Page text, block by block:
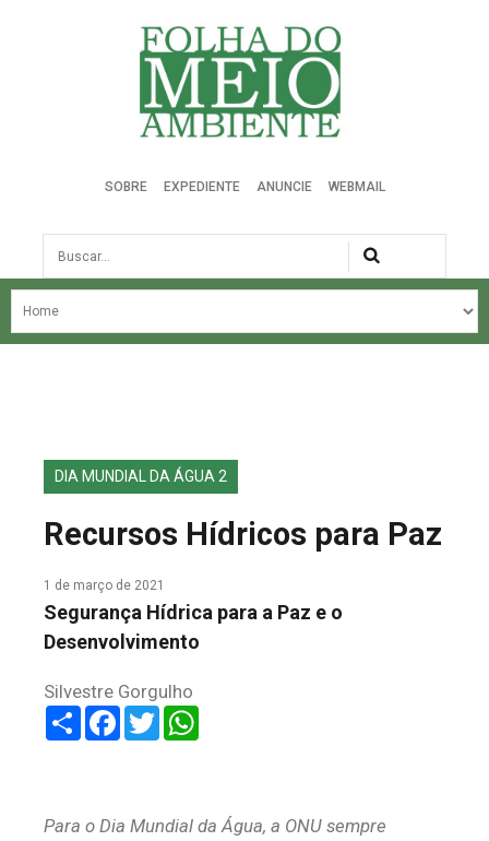
Folha do Meio Ambiente
SOBRE EXPEDIENTE ANUNCIE WEBMAIL
Busca
NOSSA HISTÓRIA
EDIÇÕES ANTERIORES
DIA MUNDIAL DA ÁGUA 2
Recursos Hídricos para Paz
1 de março de 2021
Segurança Hídrica para a Paz e o
Desenvolvimento
Silvestre Gorgulho
ShareFacebook
Twitter
Para o Dia Mundial da Água, a ONU sempre